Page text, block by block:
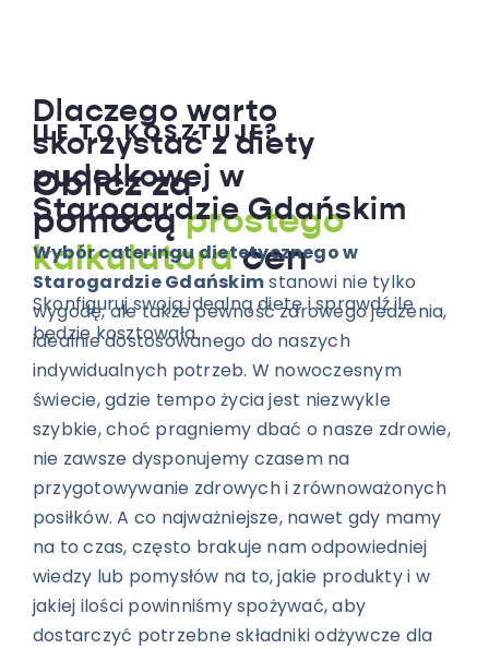
ILE TO KOSZTUJE?
Oblicz za
pomocąprostego
kalkulatoracen
Skonfiguruj swoją idealną dietę i sprawdź ile
będzie kosztowała.
Dlaczego warto
skorzystać z diety
pudełkowej w
Starogardzie Gdańskim
Wybór cateringu dietetycznego w
Starogardzie Gdańskimstanowi nie tylko
wygodę, ale także pewność zdrowego jedzenia,
idealnie dostosowanego do naszych
indywidualnych potrzeb. W nowoczesnym
świecie, gdzie tempo życia jest niezwykle
szybkie, choć pragniemy dbać o nasze zdrowie,
nie zawsze dysponujemy czasem na
przygotowywanie zdrowych i zrównoważonych
posiłków. A co najważniejsze, nawet gdy mamy
na to czas, często brakuje nam odpowiedniej
wiedzy lub pomysłów na to, jakie produkty i w
jakiej ilości powinniśmy spożywać, aby
dostarczyć potrzebne składniki odżywcze dla